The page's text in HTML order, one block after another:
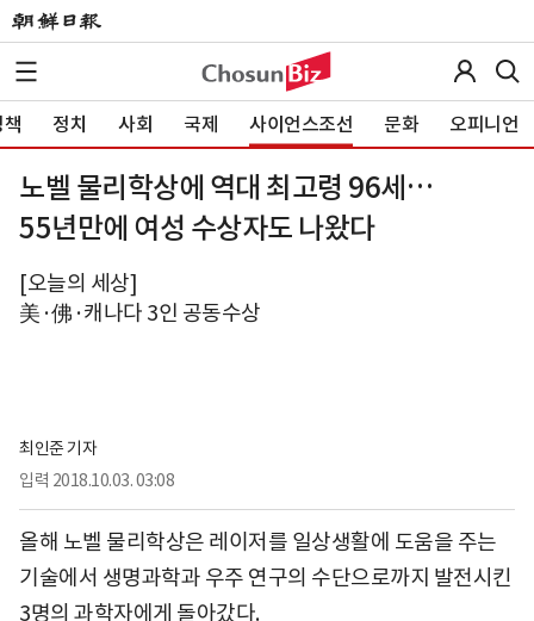
정치 사회 국제 사이언스조선 문화 오피니언
노벨 물리학상에 역대 최고령 96세…
55년만에 여성 수상자도 나왔다
[오늘의 세상]
美·佛·캐나다 3인 공동수상
최인준 기자
입력 2018.10.03. 03:08
올해 노벨 물리학상은 레이저를 일상생활에 도움을 주는
기술에서 생명과학과 우주 연구의 수단으로까지 발전시킨
3명의 과학자에게 돌아갔다.